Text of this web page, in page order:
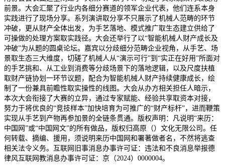
前景。大会汇聚了行业内各细分赛道的领军企业代表，他们连系本身
实践进行了现场分享。系列演讲取分享不只展示了机械人范畴的环节
冲破，更从财产全体出发，为手艺落地、模式推广取生态建立供给了
可操做的处理方案取实践径。大会还举行了以“智能机械人财产成长及
冲破”为从题的圆桌论坛。嘉宾以分歧细分范畴企业视角，从手艺、场
景取生态三大维度，切磋了机械人从“演示可行”到“实正在好用”所面对
的手艺挑和、从工业到消费等分歧场景下的落地逻辑，以及尺度扶植
取财产链协划一环节议题，配合为智能机械人财产持续健康成长，绘
制了一份兼具前瞻性取实操性的线图。大会从办方相关担任人暗示，
本次大会衔接了大赛的立异，通过专家赋能、经验共享取资本对接，
努力于将优良的“竞技样本”加快培育为可推广的“财产标杆”，进而鞭策
实现从手艺到产物再参加景的全链条贯通。版权声明：凡说明“来历：
中国网”或“中国网文”的所有做品，版权归高原（）文化无限公司。任
何转载、摘编、援用，须说明来历中国网和署著做者名，不然将逃查
相关法令义务。互联网旧事消息办事许可证：违法和不良消息举报德
律风互联网教消息办事许可证：京（2024）0000004。